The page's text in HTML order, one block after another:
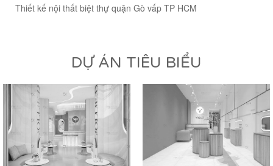
Thiết kế nội thất biệt thự quận Gò vấp TP HCM
DỰ ÁN TIÊU BIỂU